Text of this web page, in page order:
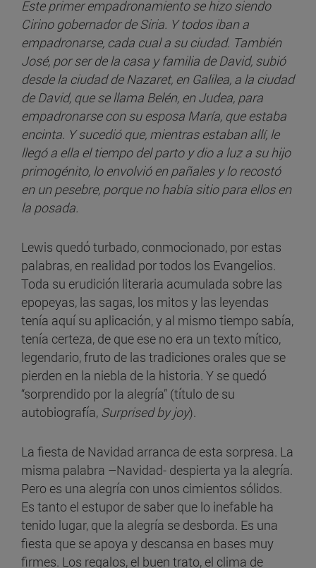
Este primer empadronamiento se hizo siendo
Cirino gobernador de Siria. Y todos iban a
empadronarse, cada cual a su ciudad. También
José, por ser de la casa y familia de David, subió
desde la ciudad de Nazaret, en Galilea, a la ciudad
de David, que se llama Belén, en Judea, para
empadronarse con su esposa María, que estaba
encinta. Y sucedió que, mientras estaban allí, le
llegó a ella el tiempo del parto y dio a luz a su hijo
primogénito, lo envolvió en pañales y lo recostó
en un pesebre, porque no había sitio para ellos en
la posada.
Lewis quedó turbado, conmocionado, por estas
palabras, en realidad por todos los Evangelios.
Toda su erudición literaria acumulada sobre las
epopeyas, las sagas, los mitos y las leyendas
tenía aquí su aplicación, y al mismo tiempo sabía,
tenía certeza, de que ese no era un texto mítico,
legendario, fruto de las tradiciones orales que se
pierden en la niebla de la historia. Y se quedó
“sorprendido por la alegría” (título de su
autobiografía, Surprised by joy).
La fiesta de Navidad arranca de esta sorpresa. La
misma palabra –Navidad- despierta ya la alegría.
Pero es una alegría con unos cimientos sólidos.
Es tanto el estupor de saber que lo inefable ha
tenido lugar, que la alegría se desborda. Es una
fiesta que se apoya y descansa en bases muy
firmes. Los regalos, el buen trato, el clima de